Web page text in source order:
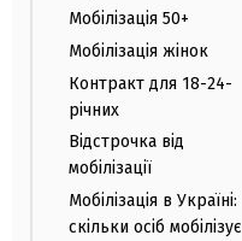
Мобілізація 50+
Мобілізація жінок
Контракт для 18-24-
річних
Відстрочка від
мобілізації
Мобілізація в Україні:
скільки осіб мобілізує